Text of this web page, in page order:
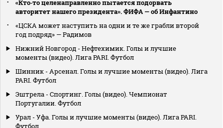
«Кто‑то целенаправленно пытается подорвать
авторитет нашего президента». ФИФА — об Инфантино
«ЦСКА может наступить на одни и те же грабли второй
год подряд» — Радимов
Нижний Новгород - Нефтехимик. Голы и лучшие
моменты (видео). Лига PARI. Футбол
Шинник - Арсенал. Голы и лучшие моменты (видео). Лига
PARI. Футбол
Эштрела - Спортинг. Голы (видео). Чемпионат
Португалии. Футбол
Урал - Уфа. Голы и лучшие моменты (видео). Лига PARI.
Футбол